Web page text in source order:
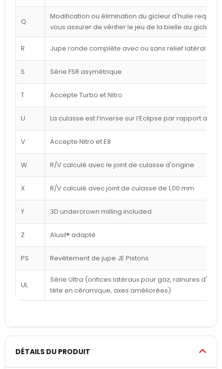
Q
Modification ou élimination du gicleur d'huile
vous assurer de vérifier le jeu de la bielle au gicleur
R Jupe ronde complète avec ou sans relief latéral
S Série FSR asymétrique
T Accepte Turbo et Nitro
U La culasse est l’inverse sur l’Eclipse par rapport au
V Accepte Nitro et E8
W R/V calculé avec le joint de culasse d'origine
X R/V calculé avec joint de culasse de 1,00 mm
Y 3D undercrown milling included
Z Alusil® adapté
PS Revêtement de jupe JE Pistons
UL
Série Ultra (orifices latéraux pour gaz, rainures
tête en céramique, axes améliorées)
DÉTAILS DU PRODUIT